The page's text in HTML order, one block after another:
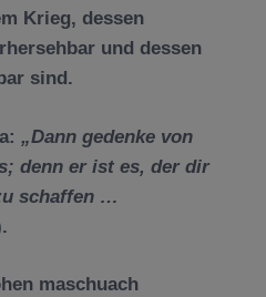
Krieg, dessen
und dessen
sind.
„Dann gedenke von
denn er ist es, der dir
schaffen …
maschuach